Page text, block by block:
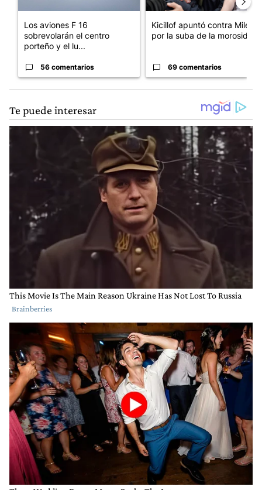
Los aviones F 16
sobrevolarán el centro
porteño y el lu...
56 comentarios
Kicillof apuntó contra Milei
por la suba de la morosida...
69 comentarios